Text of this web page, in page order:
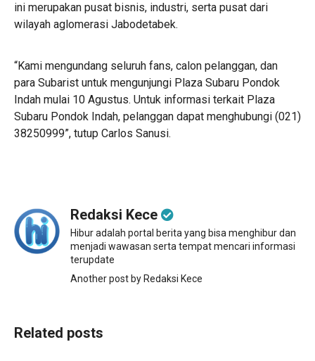
ini merupakan pusat bisnis, industri, serta pusat dari
wilayah aglomerasi Jabodetabek.
“Kami mengundang seluruh fans, calon pelanggan, dan
para Subarist untuk mengunjungi Plaza Subaru Pondok
Indah mulai 10 Agustus. Untuk informasi terkait Plaza
Subaru Pondok Indah, pelanggan dapat menghubungi (021)
38250999”, tutup Carlos Sanusi.
Redaksi Kece
Hibur adalah portal berita yang bisa menghibur dan
menjadi wawasan serta tempat mencari informasi
terupdate
Another post by Redaksi Kece
Related posts